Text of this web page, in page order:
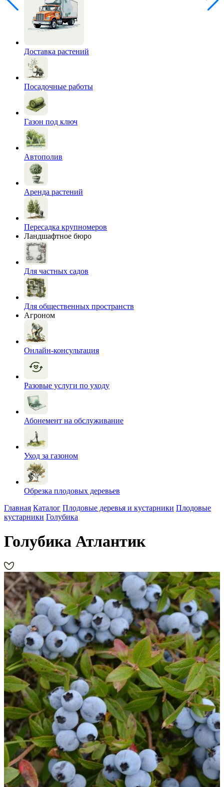
Доставка растений
Посадочные работы
Газон под ключ
Автополив
Аренда растений
Пересадка крупномеров
Ландшафтное бюро
Для частных садов
Для общественных пространств
Агроном
Онлайн-консультация
Разовые услуги по уходу
Абонемент на обслуживание
Уход за газоном
Обрезка плодовых деревьев
Главная Каталог Плодовые деревья и кустарники Плодовые
кустарники Голубика
Голубика Атлантик